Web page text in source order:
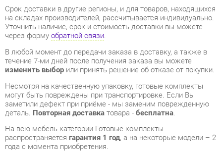
В любой момент до передачи заказа в доставку, а также в
течение 7-ми дней после получения заказа вы можете
изменить выборили принять решение об отказе от покупки.
Несмотря на качественную упаковку, готовые комплекты
могут быть повреждены при транспортировке. Если Вы
заметили дефект при приёме - мы заменим поврежденную
деталь.Повторная доставкатовара -бесплатна.
На всю мебель категории Готовые комплекты
распространяетсягарантия 1 год, а на некоторые модели – 2
года с момента приобретения.
Кабинет руководителя Skyland Raut 5 Дуб Девон- это
качественное изделие производстваSkyland,
соответствующее современному государственному
стандарту.